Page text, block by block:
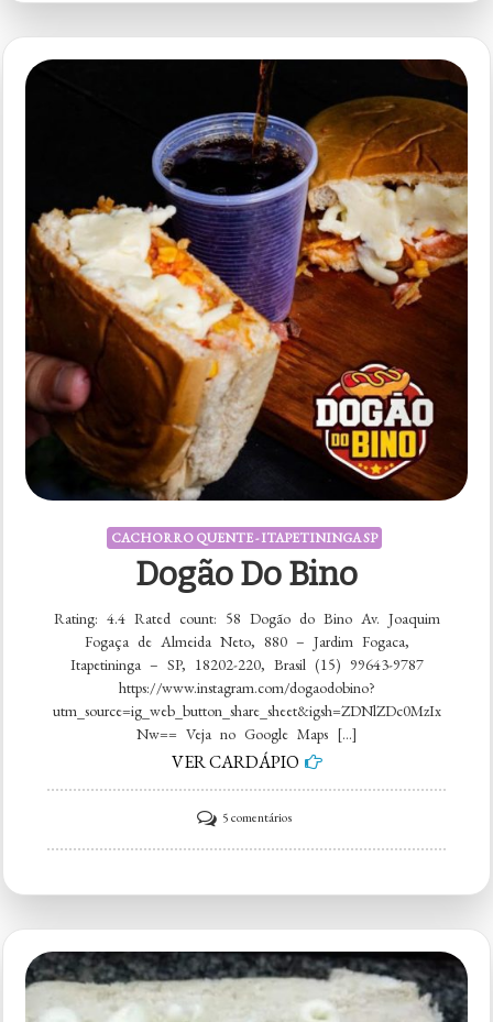
CACHORRO QUENTE - ITAPETININGA SP
Dogão Do Bino
Rating: 4.4 Rated count: 58 Dogão do Bino Av. Joaquim
Fogaça de Almeida Neto, 880 – Jardim Fogaca,
Itapetininga – SP, 18202-220, Brasil (15) 99643-9787
https://www.instagram.com/dogaodobino?
utm_source=ig_web_button_share_sheet&igsh=ZDNlZDc0MzIx
Nw== Veja no Google Maps […]
VER CARDÁPIO
5 comentáriosem
Dogão